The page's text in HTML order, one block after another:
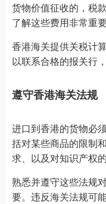
货物价值征收的，税
了解这些费用非常重
香港海关提供关税计
以联系合格的报关行
遵守香港海关法规
进口到香港的货物必
括对某些商品的限制
求、以及对知识产权的
熟悉并遵守这些法规
要。违反海关法规可